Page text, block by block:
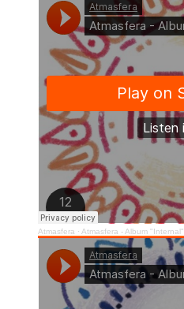
Atmasfera · Atmasfera - Album "Internal"